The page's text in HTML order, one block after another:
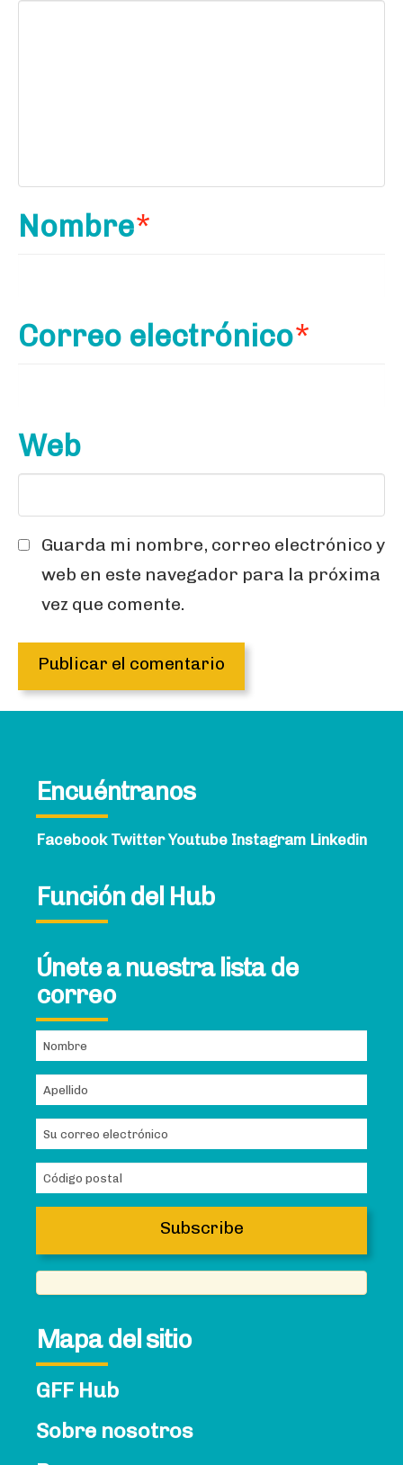
Nombre*
Correo electrónico*
Web
Guarda mi nombre, correo electrónico y
web en este navegador para la próxima
vez que comente.
Encuéntranos
Facebook Twitter Youtube Instagram Linkedin
Función del Hub
Únete a nuestra lista de
correo
Mapa del sitio
GFF Hub
Sobre nosotros